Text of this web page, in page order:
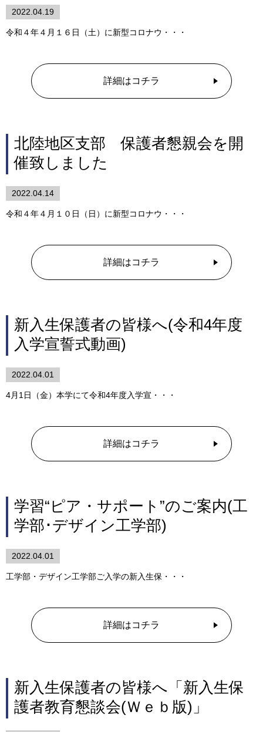
2022.04.19
令和４年４月１６日（土）に新型コロナウ・・・
詳細はコチラ
北陸地区支部 保護者懇親会を開
催致しました
2022.04.14
令和４年４月１０日（日）に新型コロナウ・・・
詳細はコチラ
新入生保護者の皆様へ(令和4年度
入学宣誓式動画)
2022.04.01
4月1日（金）本学にて令和4年度入学宣・・・
詳細はコチラ
学習“ピア・サポート”のご案内(工
学部･デザイン工学部)
2022.04.01
工学部・デザイン工学部ご入学の新入生保・・・
詳細はコチラ
新入生保護者の皆様へ「新入生保
護者教育懇談会(Ｗｅｂ版)」